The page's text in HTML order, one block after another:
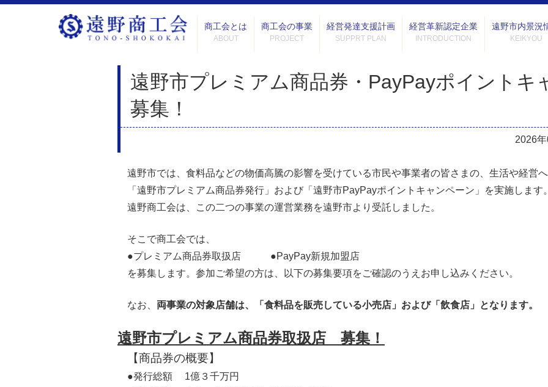
商工会とは
ABOUT
商工会の事業
PROJECT
経営発達支援計画
SUPPRT PLAN
経営革新認定企業
INTRODUCTION
遠野市内景況
KEIKYOU
遠野市プレミアム商品券・PayPayポイントキ
募集！
2026
遠野市では、食料品などの物価高騰の影響を受けている市民や事業者の皆さまの、生活や経営
「遠野市プレミアム商品券発行」および「遠野市PayPayポイントキャンペーン」を実施します。
遠野商工会は、この二つの事業の運営業務を遠野市より受託しました。
そこで商工会では、
●プレミアム商品券取扱店 ●PayPay新規加盟店
を募集します。参加ご希望の方は、以下の募集要項をご確認のうえお申し込みください。
なお、 両事業の対象店舗は、「食料品を販売している小売店」および「飲食店」となります。
遠野市プレミアム商品券取扱店 募集！
【商品券の概要】
●発行総額 1億３千万円